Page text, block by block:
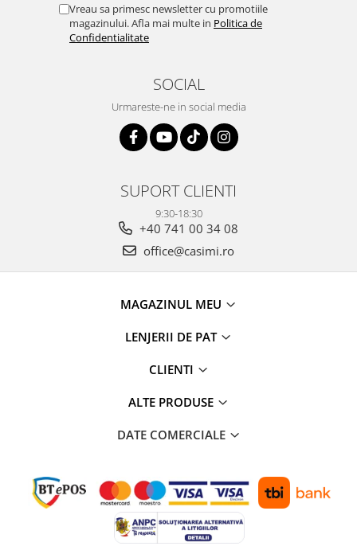
Vreau sa primesc newsletter cu promotiile
magazinului. Afla mai multe in Politica de
Confidentialitate
SOCIAL
Urmareste-ne in social media
SUPORT CLIENTI
9:30-18:30
+40 741 00 34 08
office@casimi.ro
MAGAZINUL MEU
LENJERII DE PAT
CLIENTI
ALTE PRODUSE
DATE COMERCIALE